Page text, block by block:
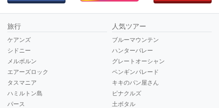
旅行
ケアンズ
シドニー
メルボルン
エアーズロック
タスマニア
ハミルトン島
パース
人気ツアー
ブルーマウンテン
ハンターバレー
グレートオーシャン
ペンギンパレード
キキのパン屋さん
ピナクルズ
土ボタル